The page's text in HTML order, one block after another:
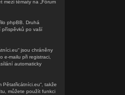
tématy na „Fórum
phpBB. Druhá
příspěvků po vaší
jsou chráněny
e-mailu při registraci,
automaticky
takže
můžete použít funkci